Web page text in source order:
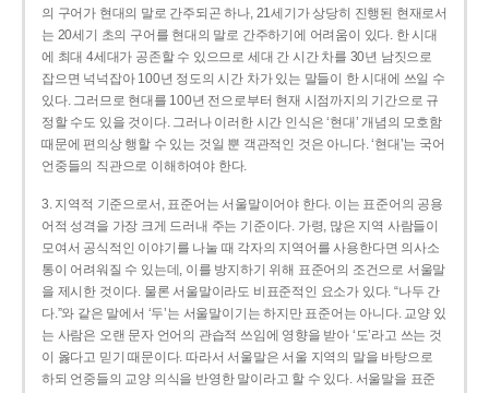
의 구어가 현대의 말로 간주되곤 하나, 21세기가 상당히 진행된 현재로서
는 20세기 초의 구어를 현대의 말로 간주하기에 어려움이 있다. 한 시대
에 최대 4세대가 공존할 수 있으므로 세대 간 시간 차를 30년 남짓으로
잡으면 넉넉잡아 100년 정도의 시간 차가 있는 말들이 한 시대에 쓰일 수
있다. 그러므로 현대를 100년 전으로부터 현재 시점까지의 기간으로 규
정할 수도 있을 것이다. 그러나 이러한 시간 인식은 ‘현대’ 개념의 모호함
때문에 편의상 행할 수 있는 것일 뿐 객관적인 것은 아니다. ‘현대’는 국어
언중들의 직관으로 이해하여야 한다.
3. 지역적 기준으로서, 표준어는 서울말이어야 한다. 이는 표준어의 공용
어적 성격을 가장 크게 드러내 주는 기준이다. 가령, 많은 지역 사람들이
모여서 공식적인 이야기를 나눌 때 각자의 지역어를 사용한다면 의사소
통이 어려워질 수 있는데, 이를 방지하기 위해 표준어의 조건으로 서울말
을 제시한 것이다. 물론 서울말이라도 비표준적인 요소가 있다. “나두 간
다.”와 같은 말에서 ‘두’는 서울말이기는 하지만 표준어는 아니다. 교양 있
는 사람은 오랜 문자 언어의 관습적 쓰임에 영향을 받아 ‘도’라고 쓰는 것
이 옳다고 믿기 때문이다. 따라서 서울말은 서울 지역의 말을 바탕으로
하되 언중들의 교양 의식을 반영한 말이라고 할 수 있다. 서울말을 표준